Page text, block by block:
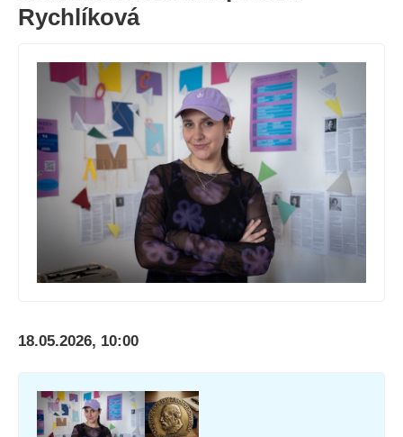
Rychlíková
18.05.2026, 10:00